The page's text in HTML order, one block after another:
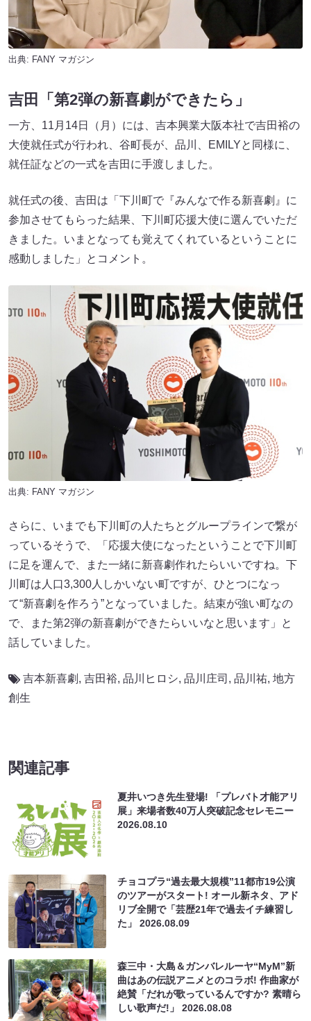
出典: FANY マガジン
吉田「第2弾の新喜劇ができたら」
一方、11月14日（月）には、吉本興業大阪本社で吉田裕の
大使就任式が行われ、谷町長が、品川、EMILYと同様に、
就任証などの一式を吉田に手渡しました。
就任式の後、吉田は「下川町で『みんなで作る新喜劇』に
参加させてもらった結果、下川町応援大使に選んでいただ
きました。いまとなっても覚えてくれているということに
感動しました」とコメント。
出典: FANY マガジン
さらに、いまでも下川町の人たちとグループラインで繋が
っているそうで、「応援大使になったということで下川町
に足を運んで、また一緒に新喜劇作れたらいいですね。下
川町は人口3,300人しかいない町ですが、ひとつになっ
て“新喜劇を作ろう”となっていました。結束が強い町なの
で、また第2弾の新喜劇ができたらいいなと思います」と
話していました。
吉本新喜劇 , 吉田裕, 品川ヒロシ, 品川庄司 , 品川祐, 地方
創生
関連記事
夏井いつき先生登場! 「プレバト才能アリ
展」来場者数40万人突破記念セレモニー
2026.08.10
チョコプラ“過去最大規模”11都市19公演
のツアーがスタート! オール新ネタ、アド
リブ全開で「芸歴21年で過去イチ練習し
た」2026.08.09
森三中・大島＆ガンバレルーヤ“MyM”新
曲はあの伝説アニメとのコラボ! 作曲家が
絶賛「だれが歌っているんですか? 素晴ら
しい歌声だ!」2026.08.08